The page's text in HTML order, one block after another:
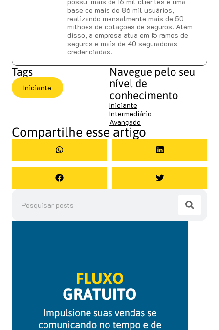
base de mais de 86 mil usuários,
realizando mensalmente mais de 50
milhões de cotações de seguros. Além
disso, a empresa atua em 15 ramos de
seguros e mais de 40 seguradoras
credenciadas.
Tags
Iniciante
Navegue pelo seu
nível de
conhecimento
Iniciante
Intermediário
Avançado
Compartilhe esse artigo